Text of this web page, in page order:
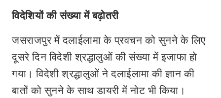
विदेशियों की संख्या में बढ़ोतरी
जसराजपुर में दलाईलामा के प्रवचन को सुनने के लिए
दूसरे दिन विदेशी श्रद्धालुओं की संख्या में इजाफा हो
गया। विदेशी श्रद्धालुओं ने दलाईलामा की ज्ञान की
बातों को सुनने के साथ डायरी में नोट भी किया।